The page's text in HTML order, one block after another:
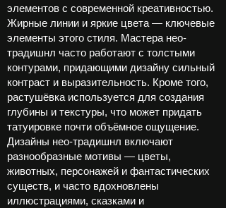
элементов с современной креативностью.
Жирные линии и яркие цвета — ключевые
элементы этого стиля. Мастера нео-
традишнл часто работают с толстыми
контурами, придающими дизайну сильный
контраст и выразительность. Кроме того,
растушёвка используется для создания
глубины и текстуры, что может придать
татуировке почти объёмное ощущение.
Дизайны нео-традишнл включают
разнообразные мотивы — цветы,
животных, персонажей и фантастических
существ, и часто вдохновлены
иллюстрациями, сказками и